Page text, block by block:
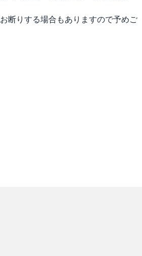
断りする場合もありますので予めご